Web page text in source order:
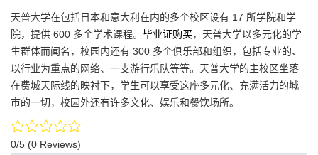
天普大学在包括日本和意大利在内的多个校区设有 17 所学院和学
院，提供 600 多个学术课程。 毕业证购买，天普大学以多元化的学
生群体而闻名，校园内还有 300 多个俱乐部和组织，包括专业的、
以行业为重点的网络、一支游行乐队等等。天普大学的主校区坐落
在费城天际线的映衬下，学生可以享受这座多元化、充满活力的城
市的一切，校园外还有许多文化、娱乐和餐饮场所。
0/5 (0 Reviews)